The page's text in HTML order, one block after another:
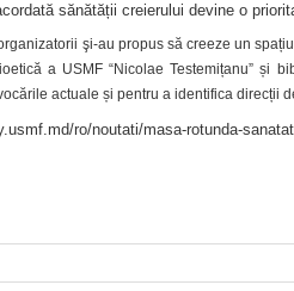
sănătății creierului devine o
şi-au propus să creeze un
a USMF “Nicolae Testemițanu” și
actuale și pentru a identifica direcții
ro/noutati/masa-rotunda-